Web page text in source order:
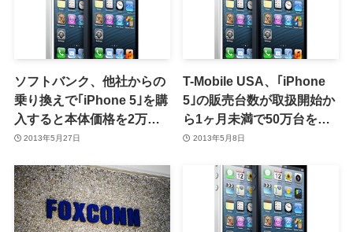
ソフトバンク、他社からの
乗り換えで｢iPhone 5｣を購
入すると本体価格を2万
1000円割引する「のりかえ
2013年5月27日
T-Mobile USA、｢iPhone
5｣の販売台数が取扱開始か
ら1ヶ月未満で50万台を突
破した事を発表
2013年5月8日